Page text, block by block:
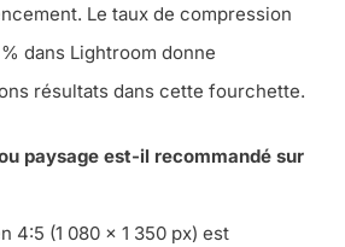
Le taux de compression
dans Lightroom donne
résultats dans cette fourchette.
paysage est-il recommandé sur
4:5 (1 080 × 1 350 px) est